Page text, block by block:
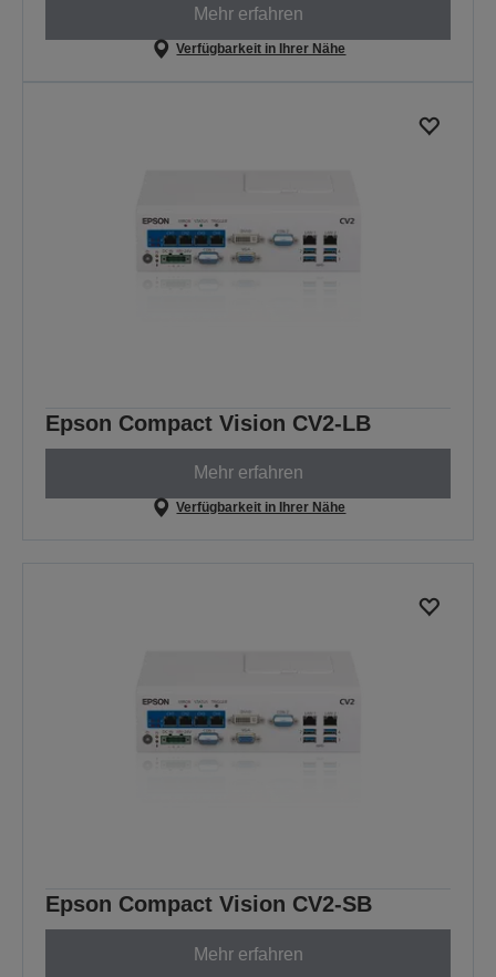
Mehr erfahren
Verfügbarkeit in Ihrer Nähe
Epson Compact Vision CV2-LB
Mehr erfahren
Verfügbarkeit in Ihrer Nähe
Epson Compact Vision CV2-SB
Mehr erfahren